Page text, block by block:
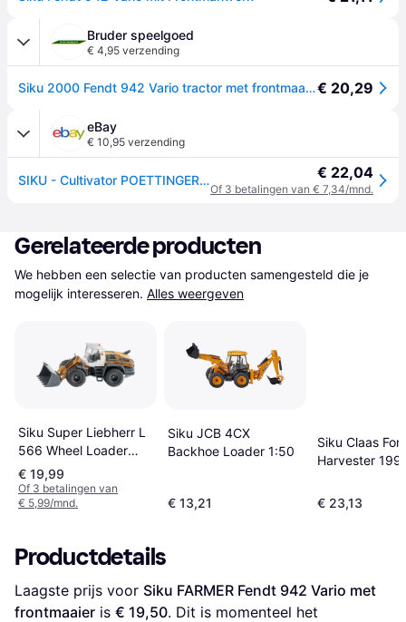
Bruder speelgoed
€ 4,95 verzending
Siku 2000 Fendt 942 Vario tractor met frontmaaier (1:50) - Siku 2000€ 20,29
eBay
€ 10,95 verzending
SIKU - Cultivator POETTINGER Synkro 3030 - 1/50 - SIK2000 € 22,04
Of 3 betalingen van € 7,34/mnd.
Gerelateerde producten
We hebben een selectie van producten samengesteld die je
mogelijk interesseren. Alles weergeven
Siku Super Liebherr L
566 Wheel Loader
426896
€ 19,99
Of 3 betalingen van
€ 5,99/mnd.
Siku JCB 4CX
Backhoe Loader 1:50
€ 13,21
Siku Claas
Harvester
€ 23,13
Productdetails
Laagste prijs voor Siku FARMER Fendt 942 Vario met
frontmaaier is € 19,50. Dit is momenteel het